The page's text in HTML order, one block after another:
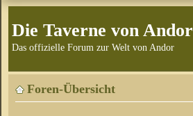
Die Taverne von Andor
Das offizielle Forum zur Welt von Andor
Foren-Übersicht